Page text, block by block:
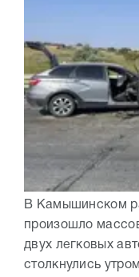
В Камышинском
произошло
двух легковых
столкнулись